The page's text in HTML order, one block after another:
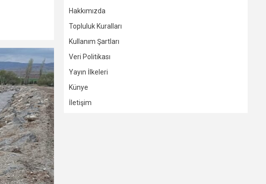
Hakkımızda
Topluluk Kuralları
Kullanım Şartları
Veri Politikası
Yayın İlkeleri
Künye
İletişim